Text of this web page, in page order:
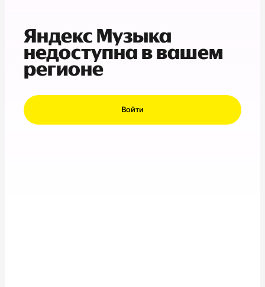
Яндекс Музыка
недоступна в вашем
регионе
Войти